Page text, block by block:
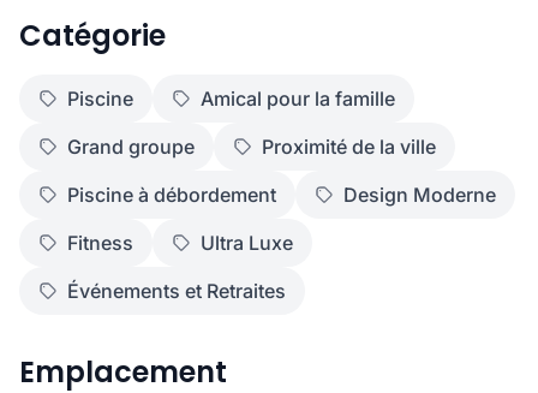
Catégorie
Piscine
Amical pour la famille
Grand groupe
Proximité de la ville
Piscine à débordement
Design Moderne
Fitness
Ultra Luxe
Événements et Retraites
Emplacement